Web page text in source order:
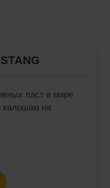
ласт в мире
калошам на